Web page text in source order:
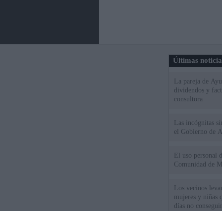
Últimas
La pareja de
dividendos y
consultora
Las incógnitas
el Gobierno de
El uso personal
Comunidad de
Los vecinos
mujeres y niñas
días no